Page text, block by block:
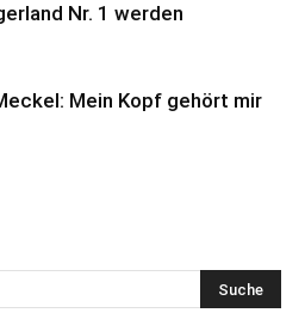
Nr. 1 werden
Mein Kopf gehört mir